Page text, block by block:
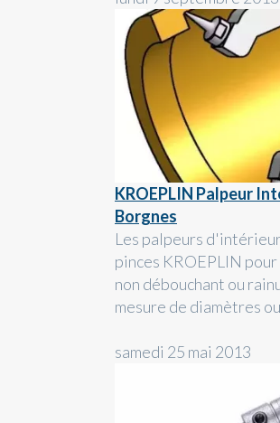
KROEPLIN Palpeur
Borgnes
Les palpeurs
pinces KROEPLIN
non débouchant ou
mesure de diamètres
samedi 25 mai 2013